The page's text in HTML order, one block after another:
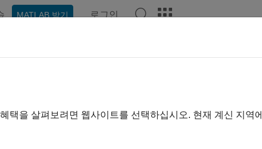
MATLAB 받기 로그인
지는 최신 내용을 담고 있지 않습니다. 최신 내용을 영문으로
택을 살펴보려면 웹사이트를 선택하십시오. 현재 계신 지역